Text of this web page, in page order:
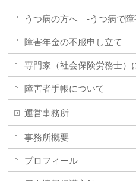
うつ病の方へ -うつ病で障
障害年金の不服申し立て
専門家（社会保険労務士）
障害者手帳について
運営事務所
事務所概要
プロフィール